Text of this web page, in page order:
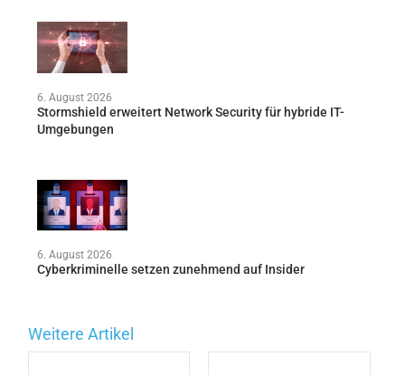
6. August 2026
Stormshield erweitert Network Security für hybride IT-
Umgebungen
6. August 2026
Cyberkriminelle setzen zunehmend auf Insider
Weitere Artikel